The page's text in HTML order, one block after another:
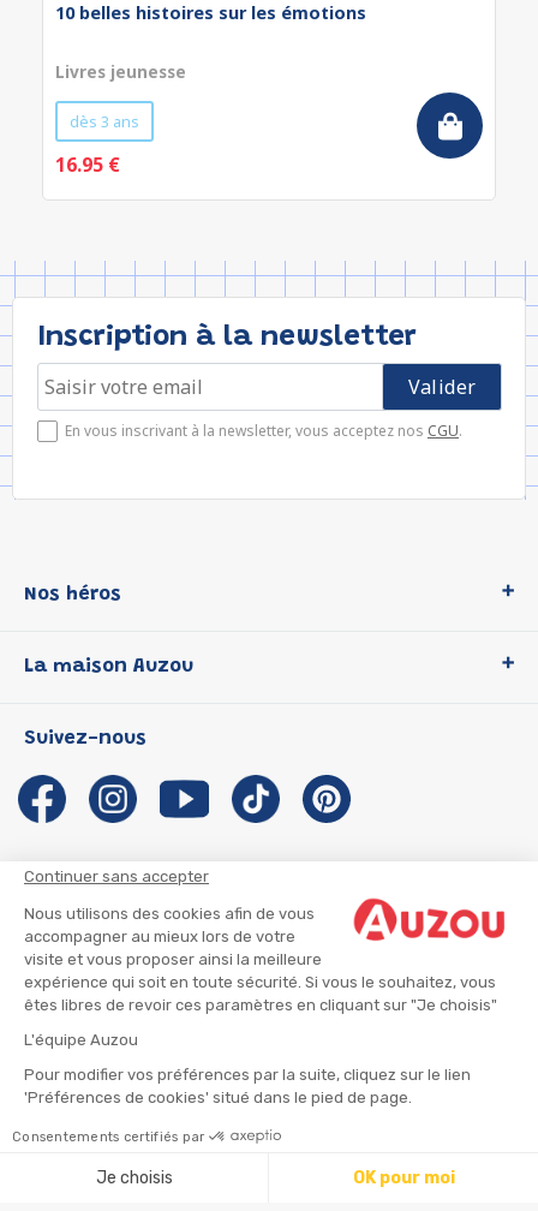
Continuer sans accepter
Nous utilisons des cookies afin de vous
accompagner au mieux lors de votre
visite et vous proposer ainsi la meilleure
expérience qui soit en toute sécurité. Si vous le souhaitez, vous
êtes libres de revoir ces paramètres en cliquant sur "Je choisis"
L'équipe Auzou
Pour modifier vos préférences par la suite, cliquez sur le lien
'Préférences de cookies' situé dans le pied de page.
Consentements certifiés par
Je choisis OK pour moi
Ajouter au panier
10 belles histoires sur les émotions
Livres jeunesse
dès 3 ans
16.95 €
Inscription à la newsletter
En vous inscrivant à la newsletter, vous acceptez nos CGU.
Nos héros
P'tit Loup
Les Influenceuses
Migali
Petite Taupe
La maison Auzou
Notre histoire
Auzou s'engage
Auteurs et illustrateurs Auzou
Suivre mon colis
Infos consommateur
Suivez-nous
CGU
CGV
Mentions légales
© 2026 - AUZOU |